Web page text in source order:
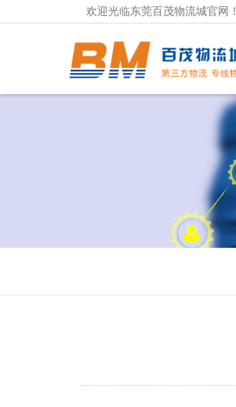
欢迎光临东莞百茂物流城官网！